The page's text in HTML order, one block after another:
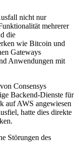
nicht nur
mehrerer
die
wie Bitcoin und
Gateways
Anwendungen mit
Consensys
Backend-Dienste für
auf AWS angewiesen
hatte dies direkte
Störungen des